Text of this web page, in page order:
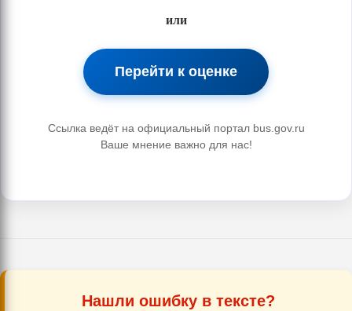
или
Перейти к оценке
Ссылка ведёт на официальный портал bus.gov.ru
Ваше мнение важно для нас!
Нашли ошибку в тексте?